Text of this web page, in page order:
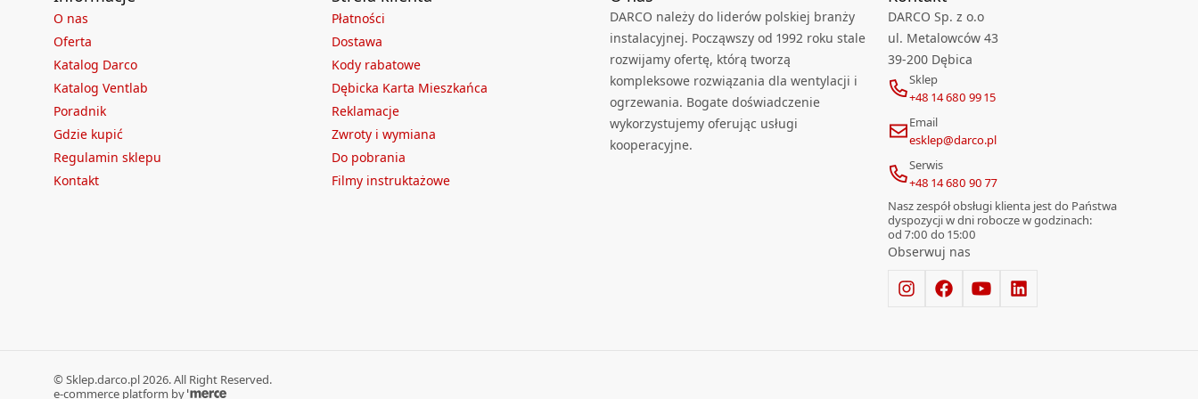
O nas
Oferta
Katalog Darco
Katalog Ventlab
Poradnik
Gdzie kupić
Regulamin sklepu
Kontakt
Płatności
Dostawa
Kody rabatowe
Dębicka Karta Mieszkańca
Reklamacje
Zwroty i wymiana
Do pobrania
Filmy instruktażowe
DARCO należy do liderów polskiej branży
instalacyjnej. Począwszy od 1992 roku stale
rozwijamy ofertę, którą tworzą
kompleksowe rozwiązania dla wentylacji i
ogrzewania. Bogate doświadczenie
wykorzystujemy oferując usługi
kooperacyjne.
DARCO Sp. z o.o
ul. Metalowców 43
39-200 Dębica
Sklep
+48 14 680 99 15
Email
esklep@darco.pl
Serwis
+48 14 680 90 77
Nasz zespół obsługi klienta jest do Państwa
dyspozycji w dni robocze w godzinach:
od 7:00 do 15:00
Obserwuj nas
© Sklep.darco.pl2026. All Right Reserved.
e-commerce platform by